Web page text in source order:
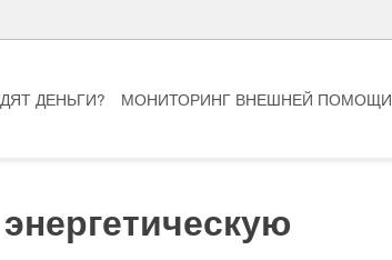
ДЕНЬГИ? МОНИТОРИНГ ВНЕШНЕЙ ПОМОЩИ